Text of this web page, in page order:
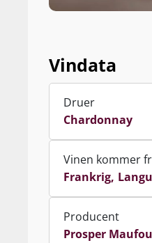
Vindata
Druer
Chardonnay
Vinen kommer
Frankrig
Producent
Prosper